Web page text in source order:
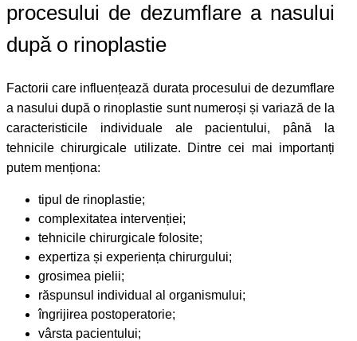
procesului de dezumflare a nasului
după o rinoplastie
Factorii care influențează durata procesului de dezumflare
a nasului după o rinoplastie sunt numeroși și variază de la
caracteristicile individuale ale pacientului, până la
tehnicile chirurgicale utilizate. Dintre cei mai importanți
putem menționa:
tipul de rinoplastie;
complexitatea intervenției;
tehnicile chirurgicale folosite;
expertiza și experiența chirurgului;
grosimea pielii;
răspunsul individual al organismului;
îngrijirea postoperatorie;
vârsta pacientului;